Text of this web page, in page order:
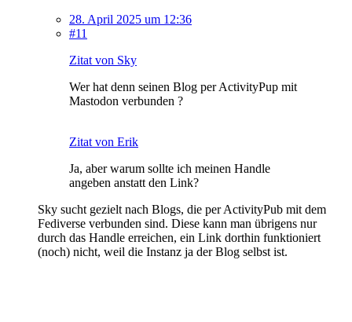
28. April 2025 um 12:36
#11
Zitat von Sky
Wer hat denn seinen Blog per ActivityPup mit
Mastodon verbunden ?
Zitat von Erik
Ja, aber warum sollte ich meinen Handle
angeben anstatt den Link?
Sky sucht gezielt nach Blogs, die per ActivityPub mit dem
Fediverse verbunden sind. Diese kann man übrigens nur
durch das Handle erreichen, ein Link dorthin funktioniert
(noch) nicht, weil die Instanz ja der Blog selbst ist.